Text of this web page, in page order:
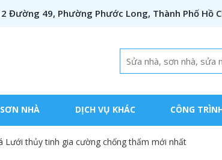
Đường 49, Phường Phước Long, Thành Phố Hồ
SƠN NHÀ DỊCH VỤ KHÁC CÔNG
Lưới thủy tinh gia cường chống thấm mới nhất